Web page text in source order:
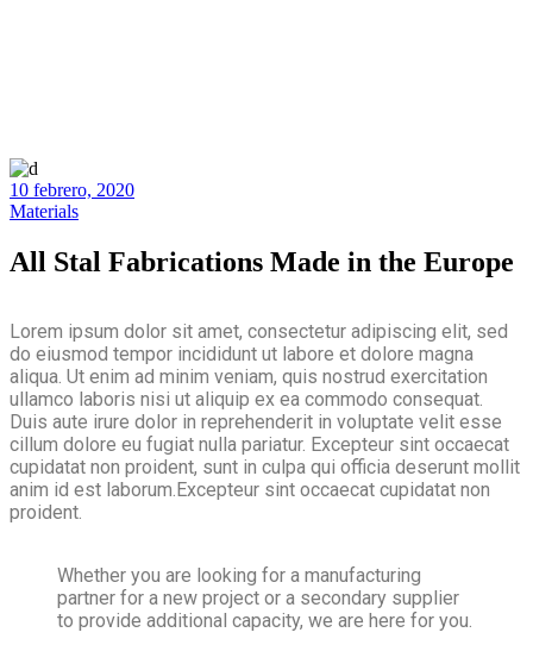
10 febrero, 2020
Materials
All Stal Fabrications Made in the Europe
Lorem ipsum dolor sit amet, consectetur adipiscing elit, sed
do eiusmod tempor incididunt ut labore et dolore magna
aliqua. Ut enim ad minim veniam, quis nostrud exercitation
ullamco laboris nisi ut aliquip ex ea commodo consequat.
Duis aute irure dolor in reprehenderit in voluptate velit esse
cillum dolore eu fugiat nulla pariatur. Excepteur sint occaecat
cupidatat non proident, sunt in culpa qui officia deserunt mollit
anim id est laborum.Excepteur sint occaecat cupidatat non
proident.
Whether you are looking for a manufacturing
partner for a new project or a secondary supplier
to provide additional capacity, we are here for you.